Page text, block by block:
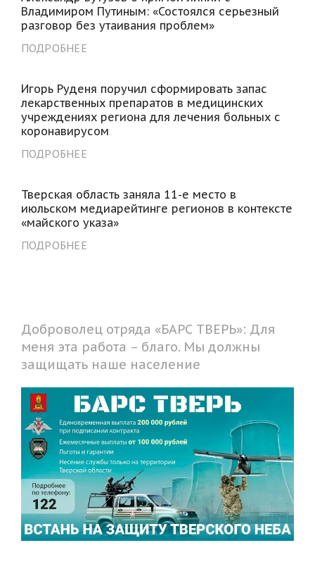
Владимиром Путиным: «Состоялся серьезный
разговор без утаивания проблем»
ПОДРОБНЕЕ
Игорь Руденя поручил сформировать запас
лекарственных препаратов в медицинских
учреждениях региона для лечения больных с
коронавирусом
ПОДРОБНЕЕ
Тверская область заняла 11-е место в
июльском медиарейтинге регионов в контексте
«майского указа»
ПОДРОБНЕЕ
Доброволец отряда «БАРС ТВЕРЬ»: Для
меня эта работа – благо. Мы должны
защищать наше население